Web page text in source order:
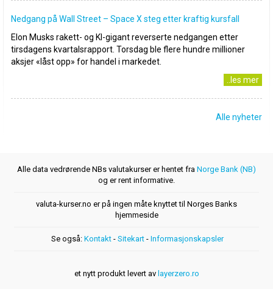
Nedgang på Wall Street – Space X steg etter kraftig kursfall
Elon Musks rakett- og KI-gigant reverserte nedgangen etter
tirsdagens kvartalsrapport. Torsdag ble flere hundre millioner
aksjer «låst opp» for handel i markedet.
..les mer
Alle nyheter
Alle data vedrørende NBs valutakurser er hentet fra Norge Bank (NB)
og er rent informative.
valuta-kurser.no er på ingen måte knyttet til Norges Banks
hjemmeside
Se også: Kontakt - Sitekart - Informasjonskapsler
et nytt produkt levert av layerzero.ro